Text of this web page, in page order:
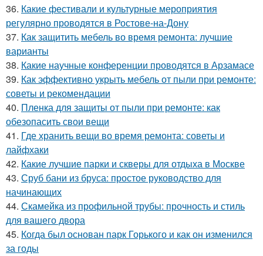
36. Какие фестивали и культурные мероприятия
регулярно проводятся в Ростове-на-Дону
37. Как защитить мебель во время ремонта: лучшие
варианты
38. Какие научные конференции проводятся в Арзамасе
39. Как эффективно укрыть мебель от пыли при ремонте:
советы и рекомендации
40. Пленка для защиты от пыли при ремонте: как
обезопасить свои вещи
41. Где хранить вещи во время ремонта: советы и
лайфхаки
42. Какие лучшие парки и скверы для отдыха в Москве
43. Сруб бани из бруса: простое руководство для
начинающих
44. Скамейка из профильной трубы: прочность и стиль
для вашего двора
45. Когда был основан парк Горького и как он изменился
за годы